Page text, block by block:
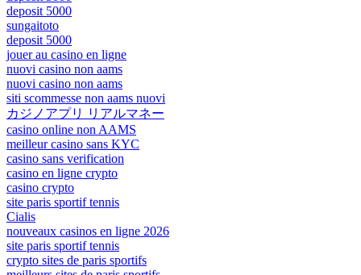
deposit 5000
sungaitoto
deposit 5000
jouer au casino en ligne
nuovi casino non aams
nuovi casino non aams
siti scommesse non aams nuovi
カジノアプリ リアルマネー
casino online non AAMS
meilleur casino sans KYC
casino sans verification
casino en ligne crypto
casino crypto
site paris sportif tennis
Cialis
nouveaux casinos en ligne 2026
site paris sportif tennis
crypto sites de paris sportifs